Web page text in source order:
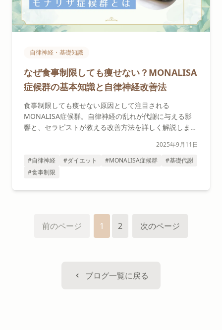
自律神経・基礎知識
なぜ食事制限しても痩せない？MONALISA
症候群の基本知識と自律神経改善法
食事制限しても痩せない原因として注目される
MONALISA症候群。自律神経の乱れが代謝に与える影
響と、セラピストが教える改善方法を詳しく解説しま
2025年9月11日
#自律神経
#ダイエット #MONALISA症候群
#基礎代謝
#食事制限
前のページ 1 2 次のページ
ブログ一覧に戻る